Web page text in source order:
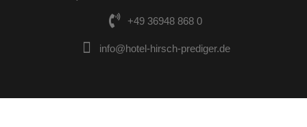
+49 36948 868 0
info@hotel-hirsch-prediger.de